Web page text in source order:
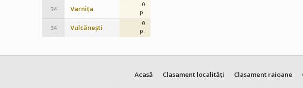
34 Varnița
0
p.
34 Vulcănești
0
p.
Acasă Clasament localități Clasament raioane